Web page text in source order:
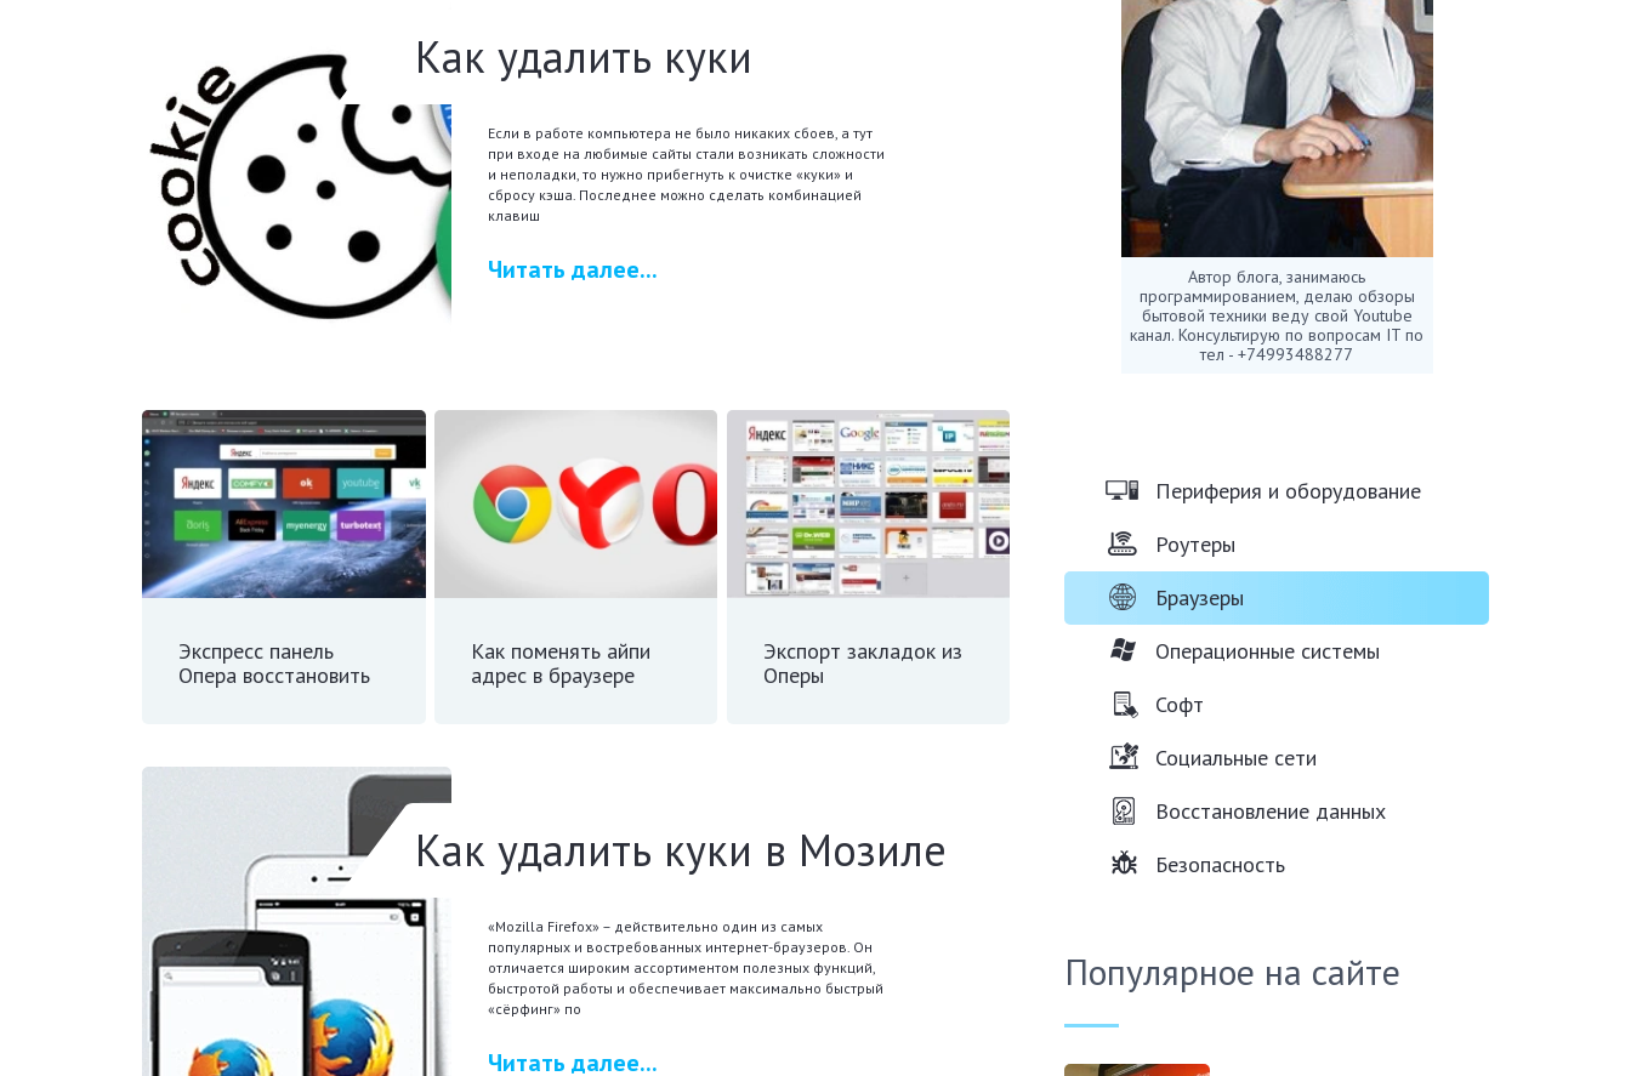
Как удалить куки
Если в работе компьютера не было никаких сбоев, а тут
при входе на любимые сайты стали возникать сложности
и неполадки, то нужно прибегнуть к очистке «куки» и
сбросу кэша. Последнее можно сделать комбинацией
клавиш
Читать далее...
Экспресс панель
Опера восстановить
Как поменять айпи
адрес в браузере
Экспорт закладок из
Оперы
Как удалить куки в Мозиле
«Mozilla Firefox» – действительно один из самых
популярных и востребованных интернет-браузеров. Он
отличается широким ассортиментом полезных функций,
быстротой работы и обеспечивает максимально быстрый
«сёрфинг» по
Читать далее...
Автор блога, занимаюсь
программированием, делаю обзоры
бытовой техники веду свой Youtube
канал. Консультирую по вопросам IT по
тел - +74993488277
Периферия и оборудование
Роутеры
Браузеры
Операционные системы
Софт
Социальные сети
Восстановление данных
Безопасность
Популярное на сайте